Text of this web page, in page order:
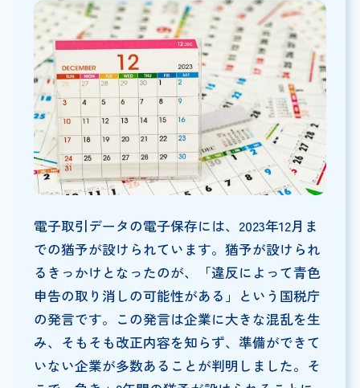
電子取引データの電子保存には、2023年12月ま
での猶予が設けられています。猶予が設けられ
るきっかけとなったのが、「違反によって青色
申告の取り消しの可能性がある」という国税庁
の発言です。この発言は企業に大きな混乱を生
み、そもそも改正内容を知らず、準備ができて
いない企業が多数あることが判明しました。そ